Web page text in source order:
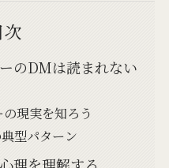
次
のDMは読まれない
現実を知ろう
型パターン